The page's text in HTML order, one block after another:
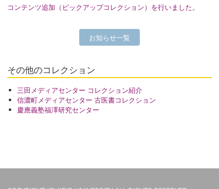
コンテンツ追加（ピックアップコレクション）を行いました。
お知らせ一覧
その他のコレクション
三田メディアセンター コレクション紹介
信濃町メディアセンター 古医書コレクション
慶應義塾福澤研究センター